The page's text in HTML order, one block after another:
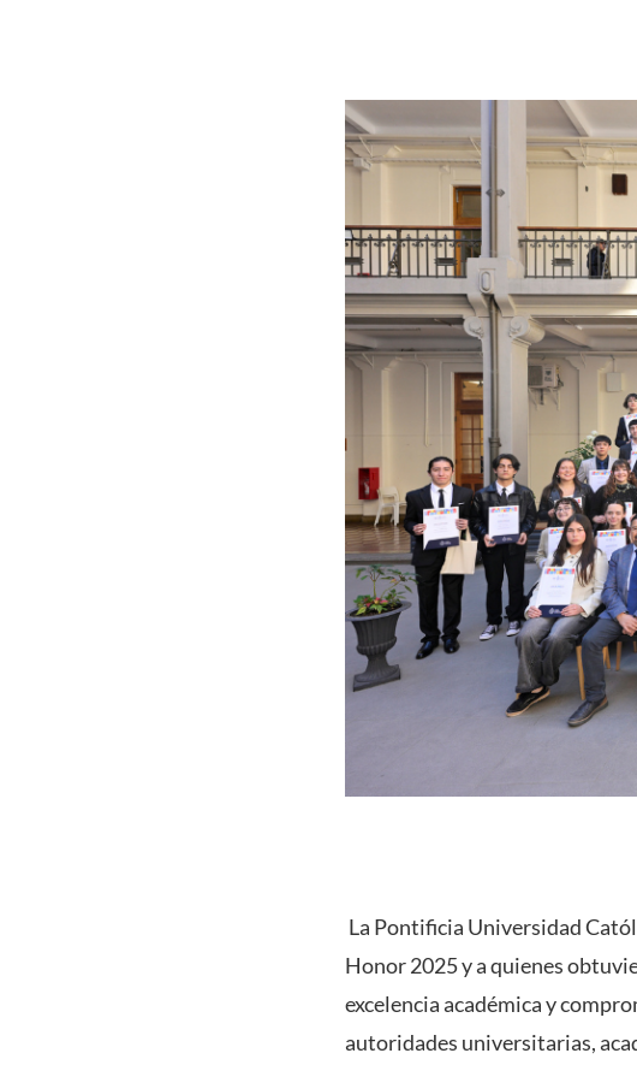
La Pontificia Universidad
Honor 2025 y a quienes
excelencia académica y
autoridades universitarias,